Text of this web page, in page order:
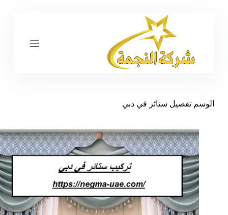
ح
ت
و
ى
الوسم تفصيل ستائر في دبي